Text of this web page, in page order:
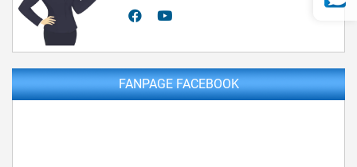
FANPAGE FACEBOOK